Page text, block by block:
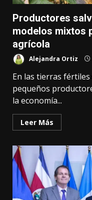
Productores
modelos mixtos
agrícola
Alejandra Ortiz
En las tierras
pequeños
la economía...
Leer Más